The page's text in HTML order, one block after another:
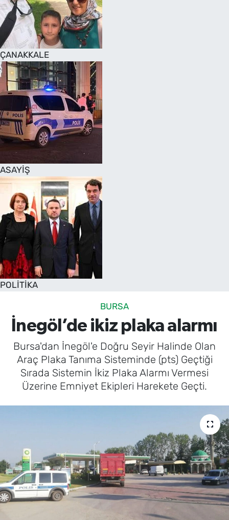
ÇANAKKALE
ASAYİŞ
POLİTİKA
BURSA
İnegöl’de ikiz plaka alarmı
Bursa'dan İnegöl'e Doğru Seyir Halinde Olan
Araç Plaka Tanıma Sisteminde (pts) Geçtiği
Sırada Sistemin İkiz Plaka Alarmı Vermesi
Üzerine Emniyet Ekipleri Harekete Geçti.
SAĞLIK
TV REHBERİ